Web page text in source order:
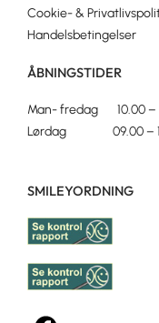
Cookie- &
Handelsbetingelser
ÅBNINGSTIDER
Man- fredag 10.00 –
Lørdag 09.00 –
SMILEYORDNING